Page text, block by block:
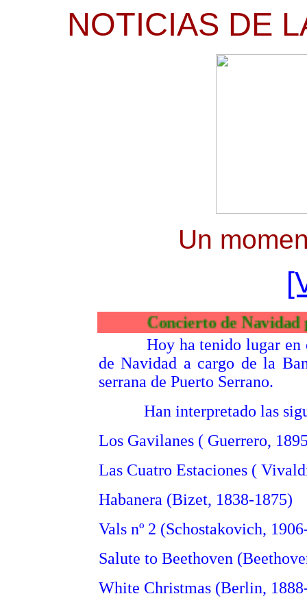
NOTICIAS DE
Un
Concierto de Navidad por
Hoy ha tenido lugar en el
de Navidad a cargo de la
serrana de Puerto Serrano.
Han interpretado las
Los Gavilanes ( Guerrero,
Las Cuatro Estaciones (
Habanera (Bizet, 1838-1875)
Vals nº 2 (Schostakovich,
Salute to Beethoven
White Christmas (Berlin,